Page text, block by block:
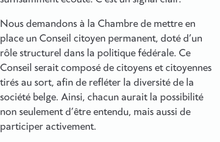
Nous demandons à la Chambre de mettre en
place un Conseil citoyen permanent, doté d’un
rôle structurel dans la politique fédérale. Ce
Conseil serait composé de citoyens et citoyennes
tirés au sort, afin de refléter la diversité de la
société belge. Ainsi, chacun aurait la possibilité
non seulement d’être entendu, mais aussi de
participer activement.